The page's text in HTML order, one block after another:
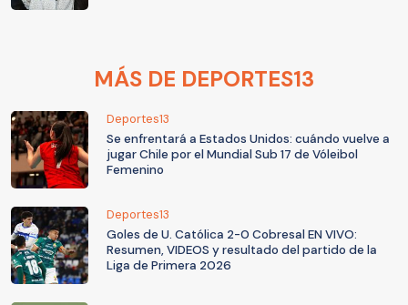
MÁS DE DEPORTES13
Deportes13
Se enfrentará a Estados Unidos: cuándo vuelve a
jugar Chile por el Mundial Sub 17 de Vóleibol
Femenino
Deportes13
Goles de U. Católica 2-0 Cobresal EN VIVO:
Resumen, VIDEOS y resultado del partido de la
Liga de Primera 2026